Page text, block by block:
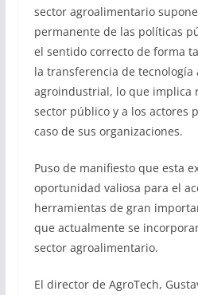
sector agroalimentario
permanente de las políticas
el sentido correcto de forma
la transferencia de tecnología
agroindustrial, lo que implica
sector público y a los actores
caso de sus organizaciones.
Puso de manifiesto que esta
oportunidad valiosa para el
herramientas de gran
que actualmente se
sector agroalimentario.
El director de AgroTech,